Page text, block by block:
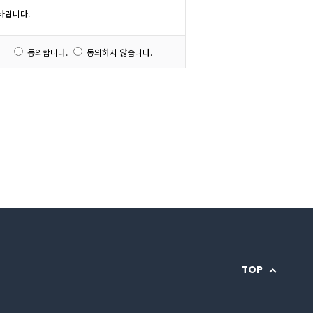
랍니다.
동의합니다. 동의하지 않습니다.
TOP